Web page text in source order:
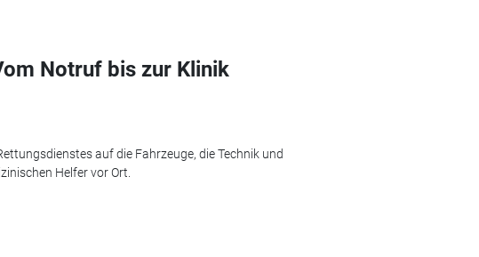
Notruf bis zur Klinik
auf die Fahrzeuge, die Technik und
Helfer vor Ort.